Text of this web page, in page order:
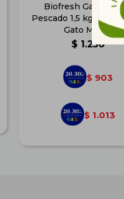
Biofresh Gato
Pescado 1,5 kg | Salud
Gato Mayor
$ 1.250
$ 903
$ 1.013